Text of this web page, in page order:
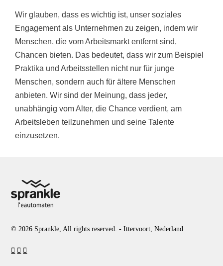
Wir glauben, dass es wichtig ist, unser soziales
Engagement als Unternehmen zu zeigen, indem wir
Menschen, die vom Arbeitsmarkt entfernt sind,
Chancen bieten. Das bedeutet, dass wir zum Beispiel
Praktika und Arbeitsstellen nicht nur für junge
Menschen, sondern auch für ältere Menschen
anbieten. Wir sind der Meinung, dass jeder,
unabhängig vom Alter, die Chance verdient, am
Arbeitsleben teilzunehmen und seine Talente
einzusetzen.
© 2026 Sprankle, All rights reserved. - Ittervoort, Nederland